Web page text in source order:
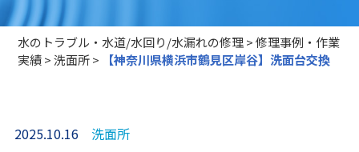
水のトラブル・水道/水回り/水漏れの修理>修理事例・作業
実績>洗面所> 【神奈川県横浜市鶴見区岸谷】洗面台交換
2025.10.16 洗面所